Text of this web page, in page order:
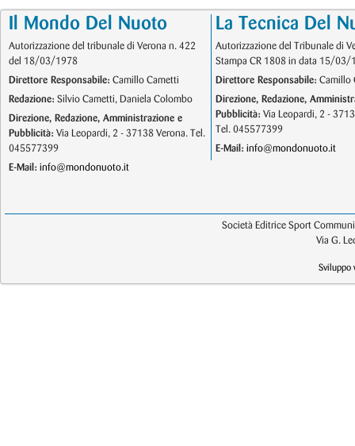
Il Mondo Del Nuoto
Autorizzazione del tribunale di Verona n. 422
del 18/03/1978
Direttore Responsabile: Camillo Cametti
Redazione: Silvio Cametti, Daniela Colombo
Direzione, Redazione, Amministrazione e
Pubblicità: Via Leopardi, 2 - 37138 Verona. Tel.
045577399
E-Mail: info@mondonuoto.it
La Tecnica Del
Autorizzazione del Tribunale di
Stampa CR 1808 in data 15/03/
Direttore Responsabile: Camillo
Direzione, Redazione,
Pubblicità: Via Leopardi, 2 -
Tel. 045577399
E-Mail: info@mondonuoto.it
Società Editrice Sport
Via G.
Sviluppo